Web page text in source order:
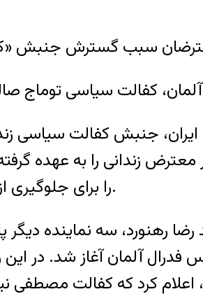
جنبش کفالت سیاسی
زندانی را به عهده
را برای جلوگیری از اعدام و آزادی زندانیان در خطر به کار بگیرند.
سه نماینده دیگر
که روز ۱۷ آذر امسال در مجلس